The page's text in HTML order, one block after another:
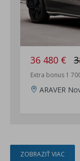
36 480 €
Extra bonus 1
ARAVER
ZOBRAZIŤ VIAC